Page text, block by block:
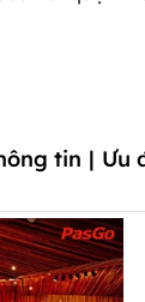
tin | Ưu